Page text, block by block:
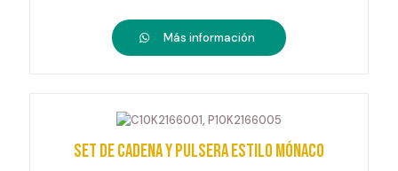
Más información
Set de cadena y pulsera estilo mónaco